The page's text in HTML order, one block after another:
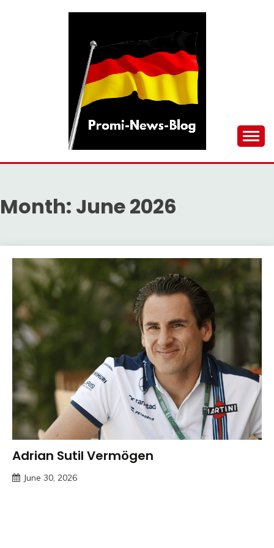
PROMI-NEWS-BLOG
Month: June 2026
Trends
Adrian Sutil Vermögen
June 30, 2026